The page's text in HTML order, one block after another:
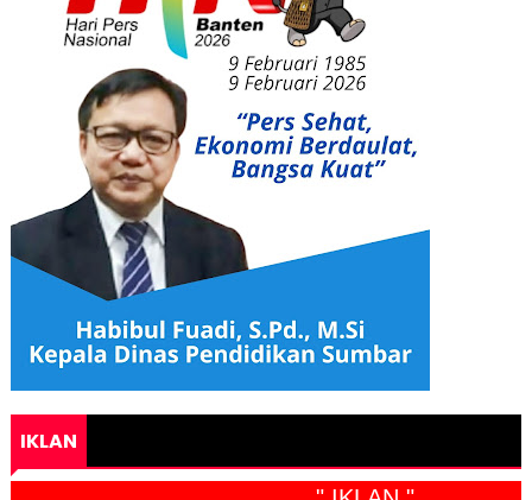
IKLAN